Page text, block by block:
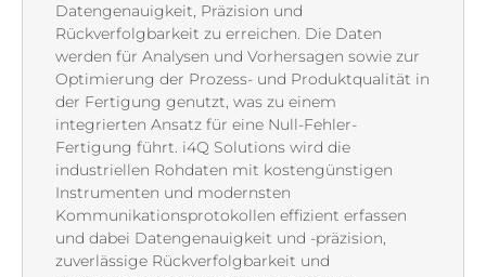
Datengenauigkeit, Präzision und
Rückverfolgbarkeit zu erreichen. Die Daten
werden für Analysen und Vorhersagen sowie zur
Optimierung der Prozess- und Produktqualität in
der Fertigung genutzt, was zu einem
integrierten Ansatz für eine Null-Fehler-
Fertigung führt. i4Q Solutions wird die
industriellen Rohdaten mit kostengünstigen
Instrumenten und modernsten
Kommunikationsprotokollen effizient erfassen
und dabei Datengenauigkeit und -präzision,
zuverlässige Rückverfolgbarkeit und